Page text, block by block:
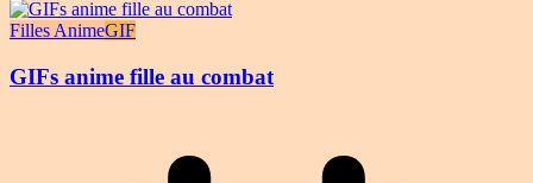
Filles AnimeGIF
GIFs anime fille au combat